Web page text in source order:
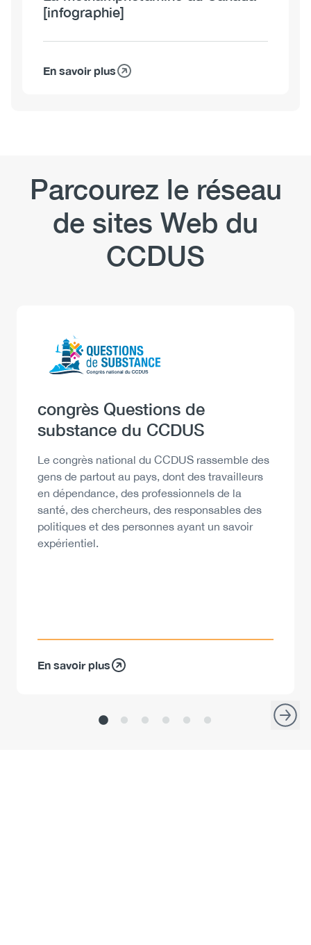
[infographie]
En savoir plus
sur
Parcourez le réseau
de sites Web du
CCDUS
Heading
congrès Questions de
substance du CCDUS
Description
Le congrès national du CCDUS rassemble des
gens de partout au pays, dont des travailleurs
en dépendance, des professionnels de la
santé, des chercheurs, des responsables des
politiques et des personnes ayant un savoir
expérientiel.
En savoir plus